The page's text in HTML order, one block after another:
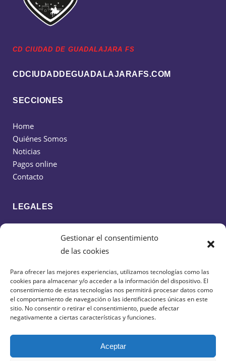
Gestionar el consentimiento
de las cookies
Para ofrecer las mejores experiencias, utilizamos tecnologías como las
cookies para almacenar y/o acceder a la información del dispositivo. El
consentimiento de estas tecnologías nos permitirá procesar datos como
el comportamiento de navegación o las identificaciones únicas en este
sitio. No consentir o retirar el consentimiento, puede afectar
negativamente a ciertas características y funciones.
Aceptar
CD CIUDAD DE GUADALAJARA FS
CDCIUDADDEGUADALAJARAFS.COM
SECCIONES
Home
Quiénes Somos
Noticias
Pagos online
Contacto
LEGALES
CONTACTO
638 599 516